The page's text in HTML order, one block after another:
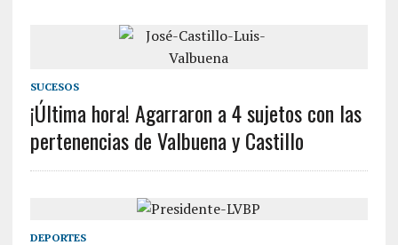
SUCESOS
¡Última hora! Agarraron a 4 sujetos con las
pertenencias de Valbuena y Castillo
DEPORTES